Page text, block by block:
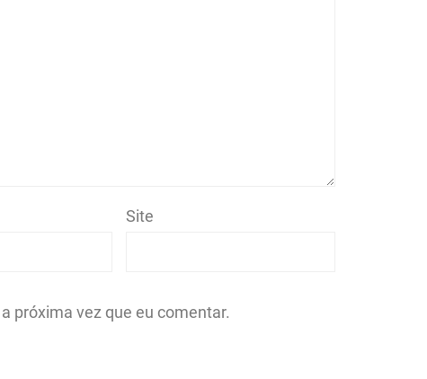
Site
próxima vez que eu comentar.